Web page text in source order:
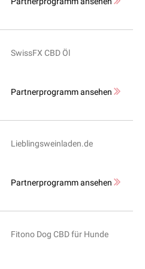
SwissFX CBD Öl
Partnerprogramm ansehen
Lieblingsweinladen.de
Partnerprogramm ansehen
Fitono Dog CBD für Hunde